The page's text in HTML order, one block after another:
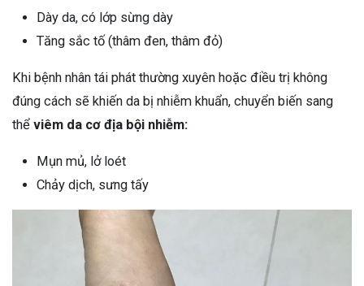
Dày da, có lớp sừng dày
Tăng sắc tố (thâm đen, thâm đỏ)
Khi bệnh nhân tái phát thường xuyên hoặc điều trị không
đúng cách sẽ khiến da bị nhiễm khuẩn, chuyển biến sang
thể viêm da cơ địa bội nhiễm:
Mụn mủ, lở loét
Chảy dịch, sưng tấy